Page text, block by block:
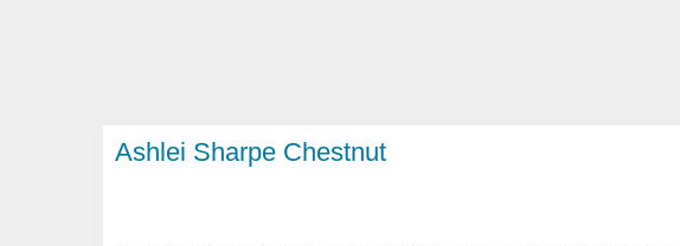
Ashlei Sharpe Chestnut